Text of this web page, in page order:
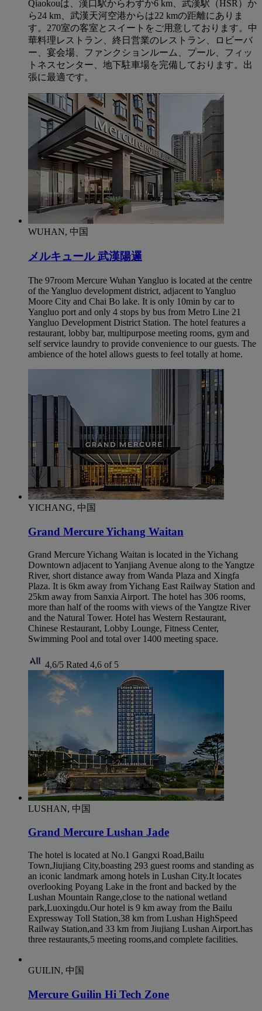
Qiaokouは、漢口駅からわずか6 km、武漢駅（HSR）か
ら24 km、武漢天河空港からは22 kmの距離にありま
す。270室の客室とスイートをご用意しております。中
華料理レストラン、終日営業のレストラン、ロビーバ
ー、宴会場、ファンクションルーム、プール、フィッ
トネスセンター、地下駐車場を完備しております。出
張に最適です。
WUHAN, 中国
メルキュール 武漢陽邏
The 97room Mercure Wuhan Yangluo is located at the centre
of the Yangluo development district, adjacent to Yangluo
Moore City and Chai Bo lake. It is only 10min by car to
Yangluo port and only 4 stops by bus from Metro Line 21
Yangluo Development District Station. The hotel features a
restaurant, lobby bar, multipurpose meeting rooms, gym and
self service laundry to provide convenience to our guests. The
ambience of the hotel allows guests to feel totally at home.
YICHANG, 中国
Grand Mercure Yichang Waitan
Grand Mercure Yichang Waitan is located in the Yichang
Downtown adjacent to Yanjiang Avenue along to the Yangtze
River, short distance away from Wanda Plaza and Xingfa
Plaza. It is 6km away from Yichang East Railway Station and
25km away from Sanxia Airport. The hotel has 306 rooms,
more than half of the rooms with views of the Yangtze River
and the Natural Tower. Hotel has Western Restaurant,
Chinese Restaurant, Lobby Lounge, Fitness Center,
Swimming Pool and total over 1400 meeting space.
4,6/5 Rated 4,6 of 5
LUSHAN, 中国
Grand Mercure Lushan Jade
The hotel is located at No.1 Gangxi Road,Bailu
Town,Jiujiang City,boasting 293 guest rooms and standing as
an iconic landmark among hotels in Lushan City.It locates
overlooking Poyang Lake in the front and backed by the
Lushan Mountain Range,close to the national wetland
park,Luoxingdu.Our hotel is 9 km away from the Bailu
Expressway Toll Station,38 km from Lushan HighSpeed
Railway Station,and 33 km from Jiujiang Lushan Airport.has
three restaurants,5 meeting rooms,and complete facilities.
GUILIN, 中国
Mercure Guilin Hi Tech Zone